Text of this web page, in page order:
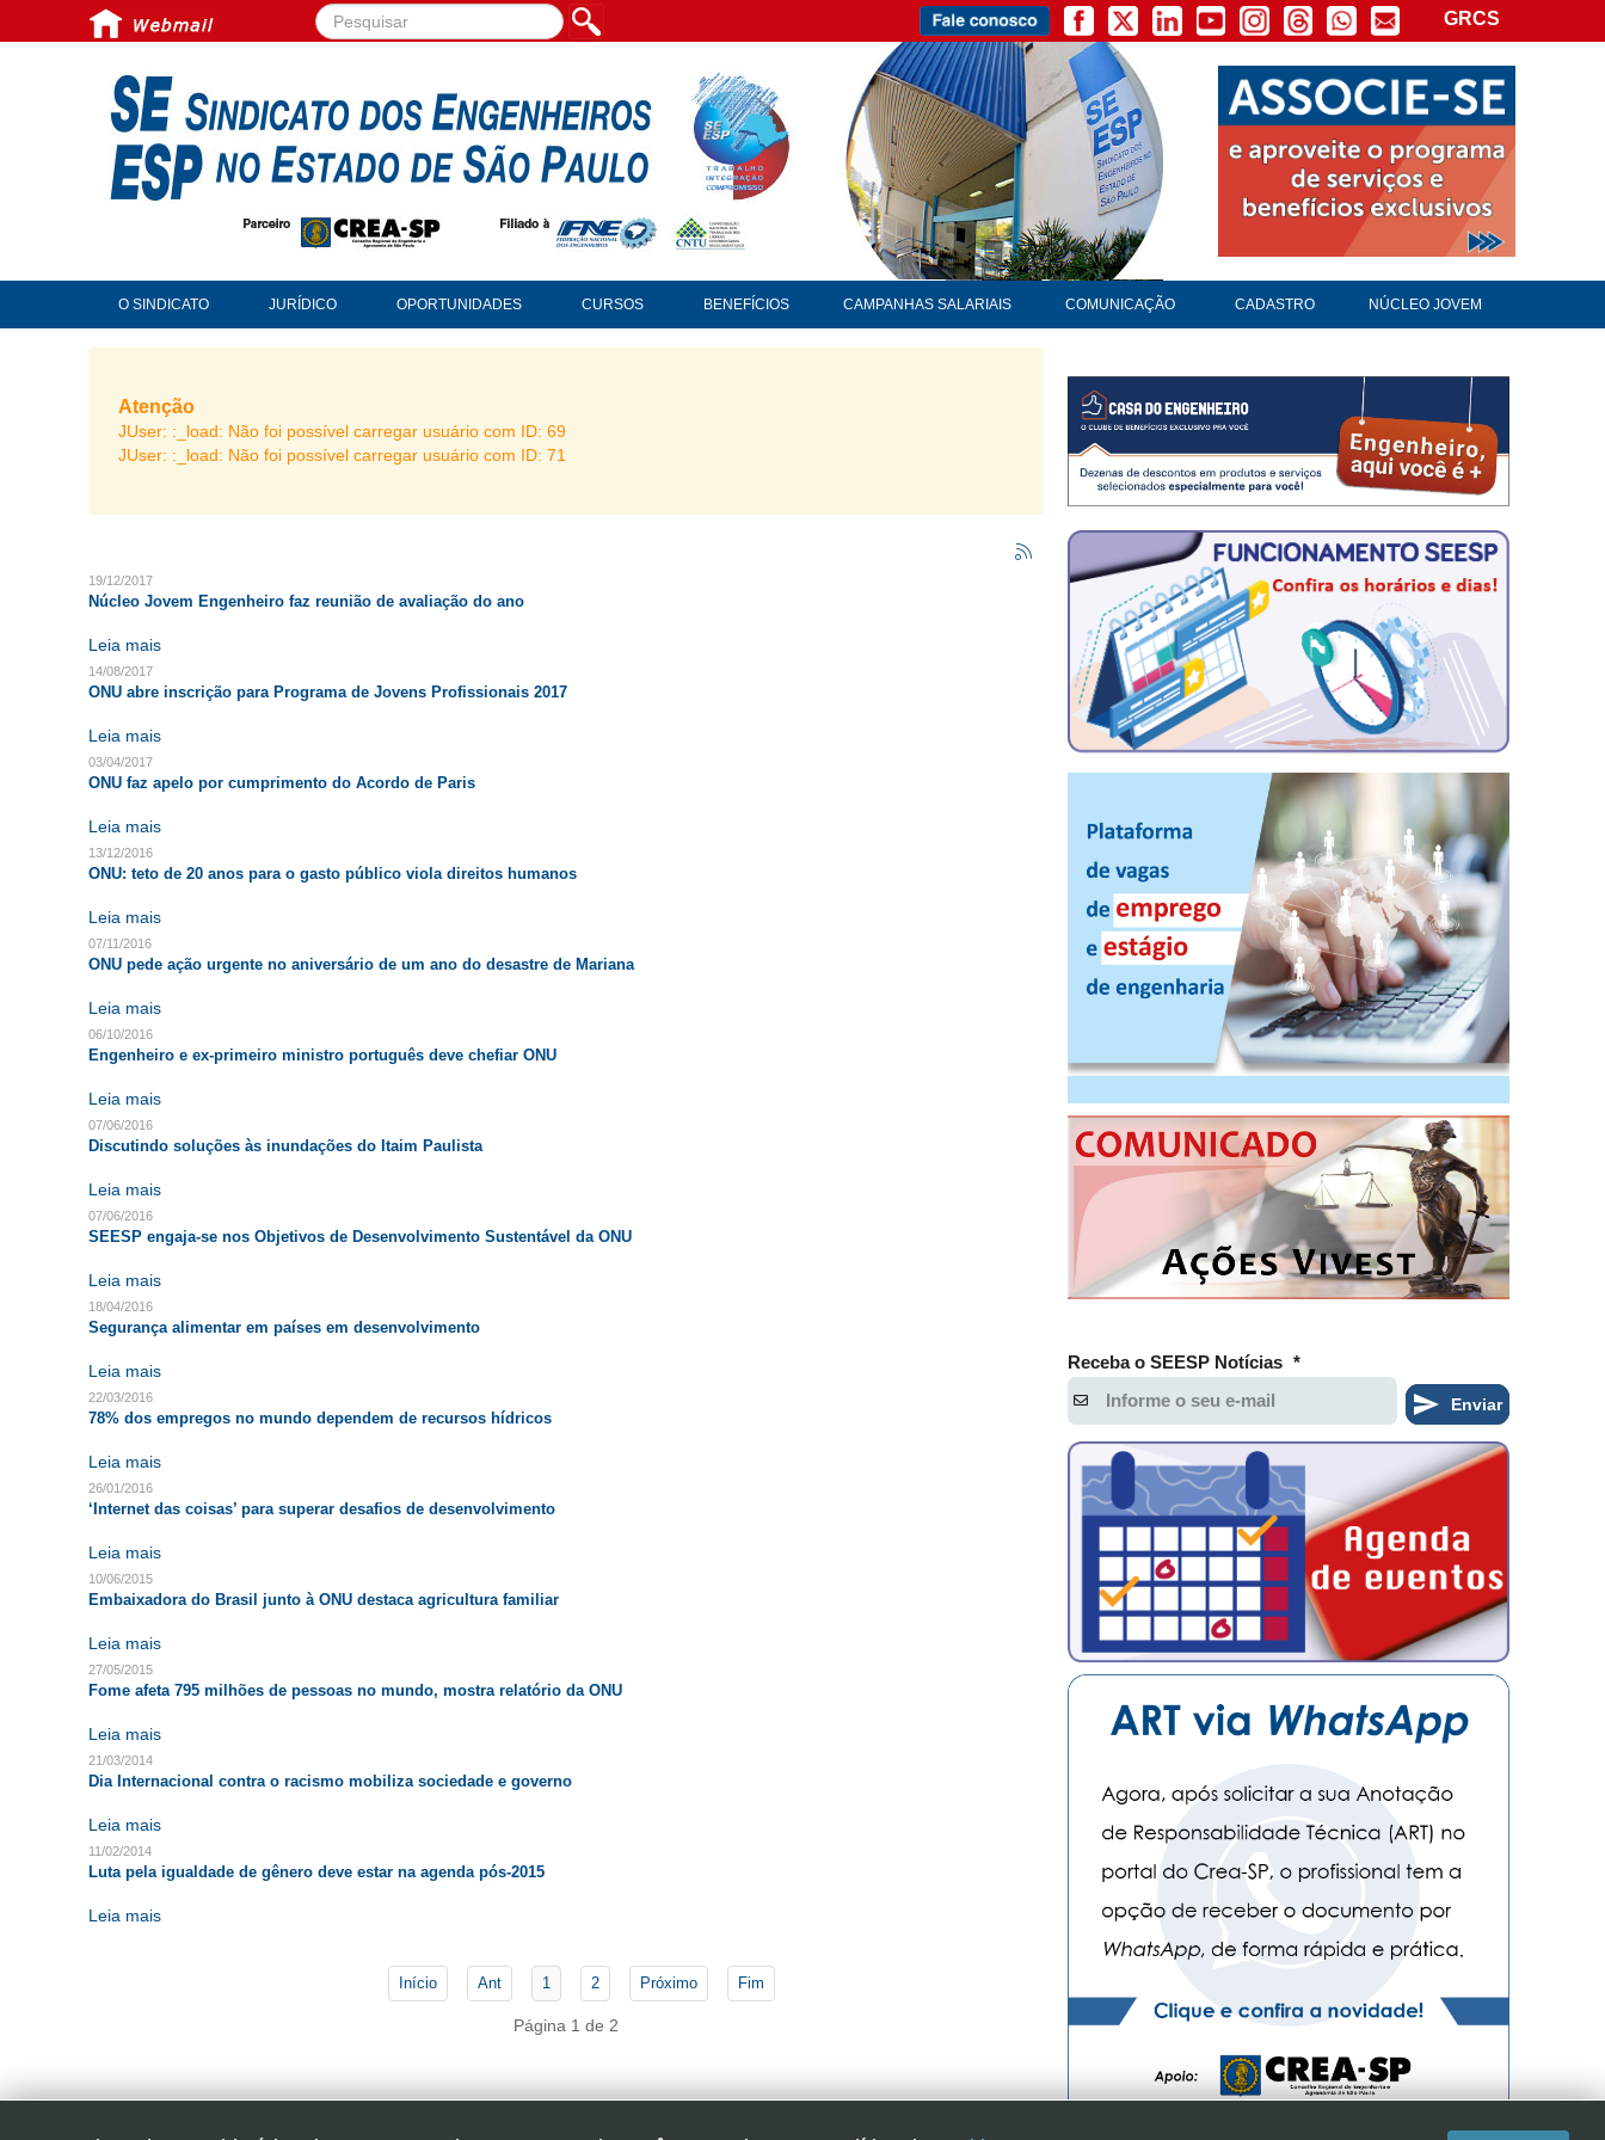
Pesquisar... GRCS
O SINDICATO JURÍDICO OPORTUNIDADES CURSOS BENEFÍCIOS CAMPANHAS SALARIAIS COMUNICAÇÃO CADASTRO NÚCLEO JOVEM
Atenção
JUser: :_load: Não foi possível carregar usuário com ID: 69
JUser: :_load: Não foi possível carregar usuário com ID: 71
19/12/2017
Núcleo Jovem Engenheiro faz reunião de avaliação do ano
Leia mais
14/08/2017
ONU abre inscrição para Programa de Jovens Profissionais 2017
Leia mais
03/04/2017
ONU faz apelo por cumprimento do Acordo de Paris
Leia mais
13/12/2016
ONU: teto de 20 anos para o gasto público viola direitos humanos
Leia mais
07/11/2016
ONU pede ação urgente no aniversário de um ano do desastre de Mariana
Leia mais
06/10/2016
Engenheiro e ex-primeiro ministro português deve chefiar ONU
Leia mais
07/06/2016
Discutindo soluções às inundações do Itaim Paulista
Leia mais
07/06/2016
SEESP engaja-se nos Objetivos de Desenvolvimento Sustentável da ONU
Leia mais
18/04/2016
Segurança alimentar em países em desenvolvimento
Leia mais
22/03/2016
78% dos empregos no mundo dependem de recursos hídricos
Leia mais
26/01/2016
‘Internet das coisas’ para superar desafios de desenvolvimento
Leia mais
10/06/2015
Embaixadora do Brasil junto à ONU destaca agricultura familiar
Leia mais
27/05/2015
Fome afeta 795 milhões de pessoas no mundo, mostra relatório da ONU
Leia mais
21/03/2014
Dia Internacional contra o racismo mobiliza sociedade e governo
Leia mais
11/02/2014
Luta pela igualdade de gênero deve estar na agenda pós-2015
Leia mais
Início Ant 1 2 Próximo Fim
Página 1 de 2
Receba o SEESP Notícias *
Enviar